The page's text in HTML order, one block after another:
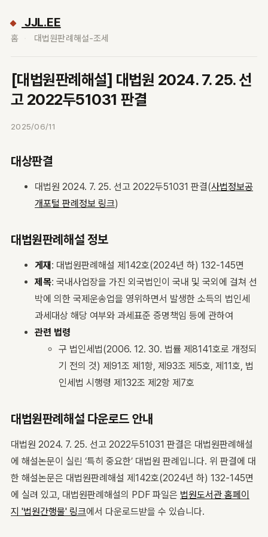
JJL.EE
홈 대법원판례해설-조세
[대법원판례해설] 대법원 2024. 7. 25. 선
고 2022두51031 판결
2025/06/11
대상판결
대법원 2024. 7. 25. 선고 2022두51031 판결(사법정보공
개포털 판례정보 링크)
대법원판례해설 정보
게재: 대법원판례해설 제142호(2024년 하) 132-145면
제목: 국내사업장을 가진 외국법인이 국내 및 국외에 걸쳐 선
박에 의한 국제운송업을 영위하면서 발생한 소득의 법인세
과세대상 해당 여부와 과세표준 증명책임 등에 관하여
관련 법령
구 법인세법(2006. 12. 30. 법률 제8141호로 개정되
기 전의 것) 제91조 제1항, 제93조 제5호, 제11호, 법
인세법 시행령 제132조 제2항 제7호
대법원판례해설 다운로드 안내
대법원 2024. 7. 25. 선고 2022두51031 판결은 대법원판례해설
에 해설논문이 실린 ‘특히 중요한’ 대법원 판례입니다. 위 판결에 대
한 해설논문은 대법원판례해설 제142호(2024년 하) 132-145면
에 실려 있고, 대법원판례해설의 PDF 파일은 법원도서관 홈페이
지 '법원간행물' 링크에서 다운로드받을 수 있습니다.